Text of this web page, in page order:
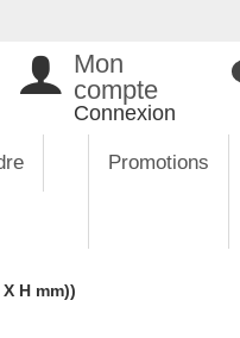
Mon
compte
Connexion
Promotions
H mm))